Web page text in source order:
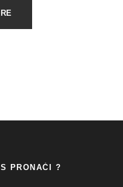
PRONAĆI ?